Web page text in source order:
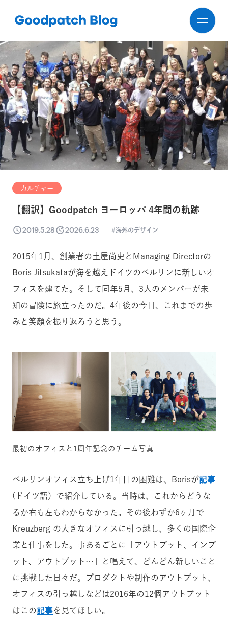
カルチャー
【翻訳】Goodpatch ヨーロッパ 4年間の軌跡
2019.5.28 2026.6.23 海外のデザイン
2015年1月、創業者の土屋尚史とManaging Directorの
Boris Jitsukataが海を越えドイツのベルリンに新しいオ
フィスを建てた。そして同年5月、3人のメンバーが未
知の冒険に旅立ったのだ。4年後の今日、これまでの歩
みと笑顔を振り返ろうと思う。
最初のオフィスと1周年記念のチーム写真
ベルリンオフィス立ち上げ1年目の困難は、Borisが記事
(ドイツ語）で紹介している。当時は、これからどうな
るか右も左もわからなかった。その後わずか6ヶ月で
Kreuzberg の大きなオフィスに引っ越し、多くの国際企
業と仕事をした。事あるごとに「アウトプット、インプ
ット、アウトプット…」と唱えて、どんどん新しいこと
に挑戦した日々だ。プロダクトや制作のアウトプット、
オフィスの引っ越しなどは2016年の12個アウトプット
はこの記事を見てほしい。